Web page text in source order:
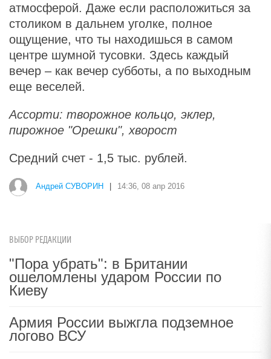
атмосферой. Даже если расположиться за
столиком в дальнем уголке, полное
ощущение, что ты находишься в самом
центре шумной тусовки. Здесь каждый
вечер – как вечер субботы, а по выходным
еще веселей.
Ассорти: творожное кольцо, эклер,
пирожное "Орешки", хворост
Средний счет - 1,5 тыс. рублей.
Андрей СУВОРИН 14:36, 08 апр 2016
ВЫБОР РЕДАКЦИИ
"Пора убрать": в Британии
ошеломлены ударом России по
Киеву
Армия России выжгла подземное
логово ВСУ